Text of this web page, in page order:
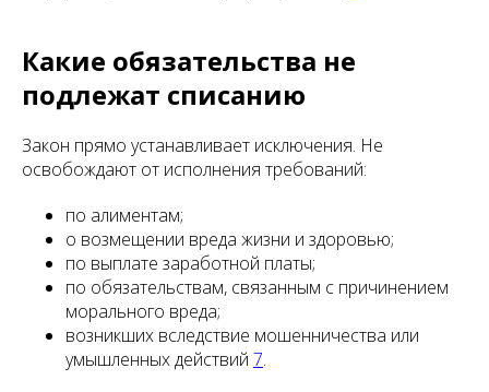
Какие обязательства не
подлежат списанию
Закон прямо устанавливает исключения. Не
освобождают от исполнения требований:
по алиментам;
о возмещении вреда жизни и здоровью;
по выплате заработной платы;
по обязательствам, связанным с причинением
морального вреда;
возникших вследствие мошенничества или
умышленных действий 7.